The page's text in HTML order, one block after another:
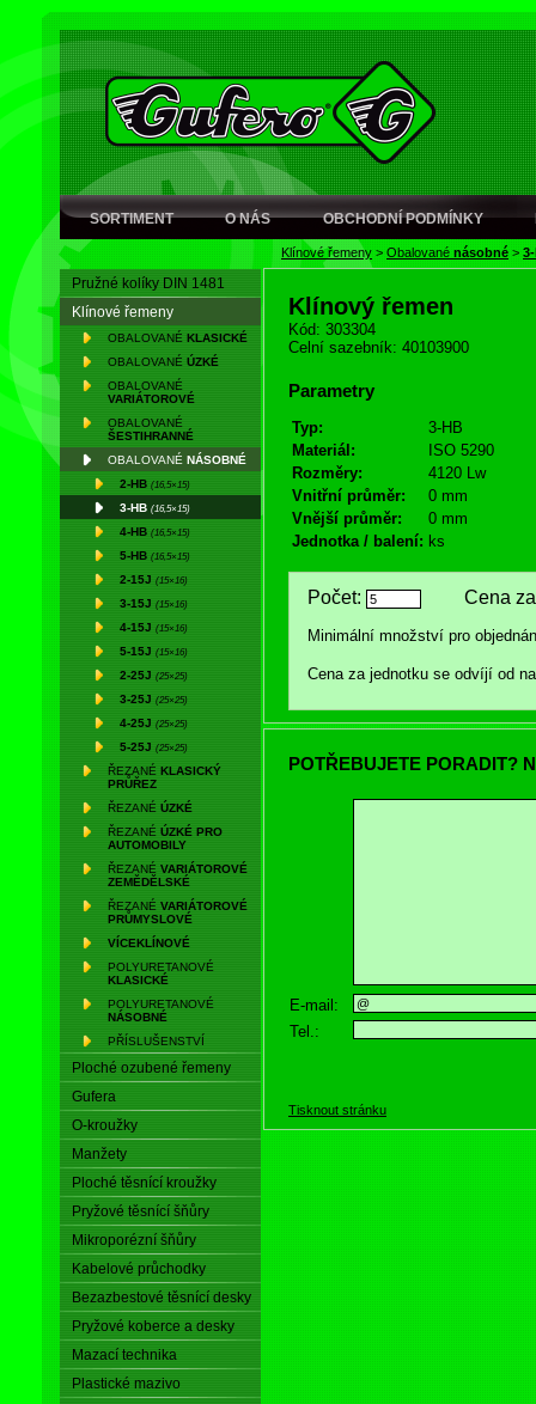
SORTIMENT O NÁS OBCHODNÍ PODMÍNKY
Klínové řemeny > Obalované násobné >
Pružné kolíky DIN 1481
Klínové řemeny
OBALOVANÉ KLASICKÉ
OBALOVANÉ ÚZKÉ
OBALOVANÉ
VARIÁTOROVÉ
OBALOVANÉ
ŠESTIHRANNÉ
OBALOVANÉ NÁSOBNÉ
2-HB (16,5×15)
3-HB (16,5×15)
4-HB (16,5×15)
5-HB (16,5×15)
2-15J (15×16)
3-15J (15×16)
4-15J (15×16)
5-15J (15×16)
2-25J (25×25)
3-25J (25×25)
4-25J (25×25)
5-25J (25×25)
ŘEZANÉ KLASICKÝ
PRŮŘEZ
ŘEZANÉ ÚZKÉ
ŘEZANÉ ÚZKÉ PRO
AUTOMOBILY
ŘEZANÉ VARIÁTOROVÉ
ZEMĚDĚLSKÉ
ŘEZANÉ VARIÁTOROVÉ
PRŮMYSLOVÉ
VÍCEKLÍNOVÉ
POLYURETANOVÉ
KLASICKÉ
POLYURETANOVÉ
NÁSOBNÉ
PŘÍSLUŠENSTVÍ
Ploché ozubené řemeny
Gufera
O-kroužky
Manžety
Ploché těsnící kroužky
Pryžové těsnící šňůry
Mikroporézní šňůry
Kabelové průchodky
Bezazbestové těsnící desky
Pryžové koberce a desky
Mazací technika
Plastické mazivo
Klínový řemen
Kód: 303304
Celní sazebník: 40103900
Parametry
Typ:
3-HB
Materiál:
ISO 5290
Rozměry:
4120 Lw
Vnitřní průměr:
0 mm
Vnější průměr:
0 mm
Jednotka / balení: ks
Počet: Cena za
Minimální množství pro
Cena za jednotku se odvíjí od
POTŘEBUJETE PORADIT?
E-mail:
Tel.:
Tisknout stránku